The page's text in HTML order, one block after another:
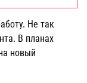
Не так
В планах
новый